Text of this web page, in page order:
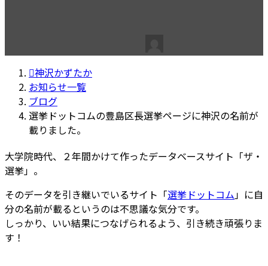
終
更
新
時
神沢かずたか
お知らせ一覧
ブログ
選挙ドットコムの豊島区長選挙ページに神沢の名前が
載りました。
大学院時代、２年間かけて作ったデータベースサイト「ザ・
選挙」。
そのデータを引き継いでいるサイト「選挙ドットコム」に自
分の名前が載るというのは不思議な気分です。
しっかり、いい結果につなげられるよう、引き続き頑張りま
す！